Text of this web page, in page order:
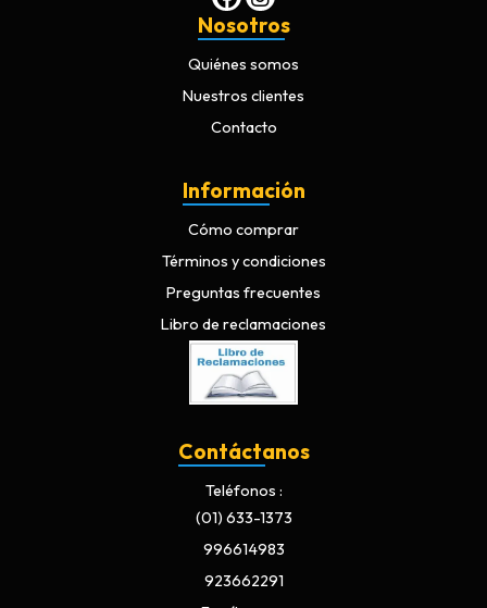
Nosotros
Quiénes somos
Nuestros clientes
Contacto
Información
Cómo comprar
Términos y condiciones
Preguntas frecuentes
Libro de reclamaciones
Contáctanos
Teléfonos
(01) 633-1373
996614983
923662291